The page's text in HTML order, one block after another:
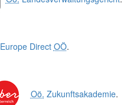
Europe Direct OÖ.
Oö. Zukunftsakademie.